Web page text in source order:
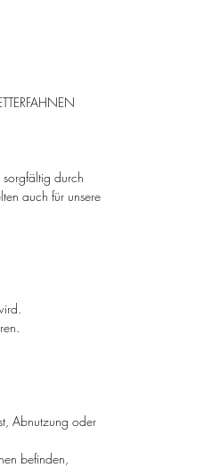
flexible
können auf
ein wahrer
stehen Ihnen
die von
Designs
ist etwas
sorgfältig durch
auch für unsere
Abnutzung oder
befinden,